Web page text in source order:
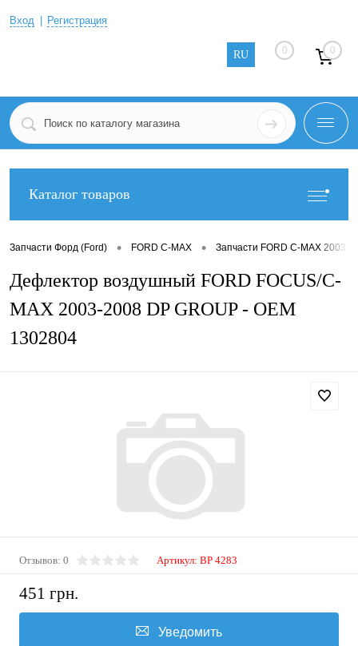
Вход Регистрация
RU 0 0
Каталог товаров
Запчасти Форд (Ford) • FORD C-MAX • Запчасти FORD C-MAX 2003-
Дефлектор воздушный FORD FOCUS/C-
MAX 2003-2008 DP GROUP - OEM
1302804
Отзывов: 0 Артикул: BP 4283
451 грн.
Уведомить